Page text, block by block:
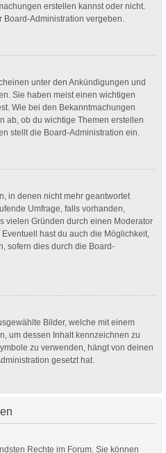
erstellen kannst oder nicht.
Administration vergeben.
unter den Ankündigungen und
Sie haben meist einen wichtigen
Wie bei den Bekanntmachungen
ab, ob du wichtige Themen erstellen
stellt die Board-Administration ein.
in denen nicht mehr geantwortet
Umfrage, falls vorhanden,
vielen Gründen durch einen Moderator
hast du auch die Möglichkeit,
sofern dies durch die Board-
Bilder, welche mit einem
um dessen Inhalt kennzeichnen zu
zu verwenden, hängt von deinen
gesetzt hat.
Rechte im Forum. Sie können